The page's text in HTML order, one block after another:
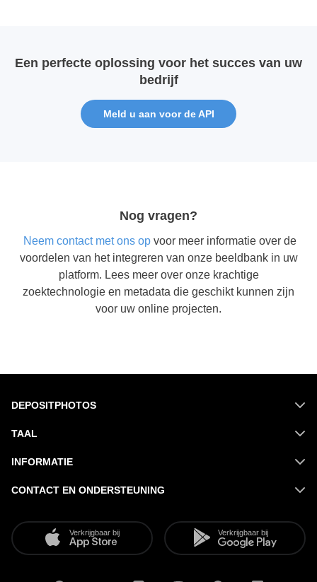
Een perfecte oplossing voor het succes van uw
bedrijf
Meld u aan voor de API
Nog vragen?
neem contact met ons op voor meer informatie over de
voordelen van het integreren van onze beeldbank in uw
platform. Lees meer over onze krachtige
zoektechnologie en metadata die geschikt kunnen zijn
voor uw online projecten.
DEPOSITPHOTOS
TAAL
INFORMATIE
Verkrijgbaar bij Verkrijgbaar bij
CONTACT EN ONDERSTEUNING